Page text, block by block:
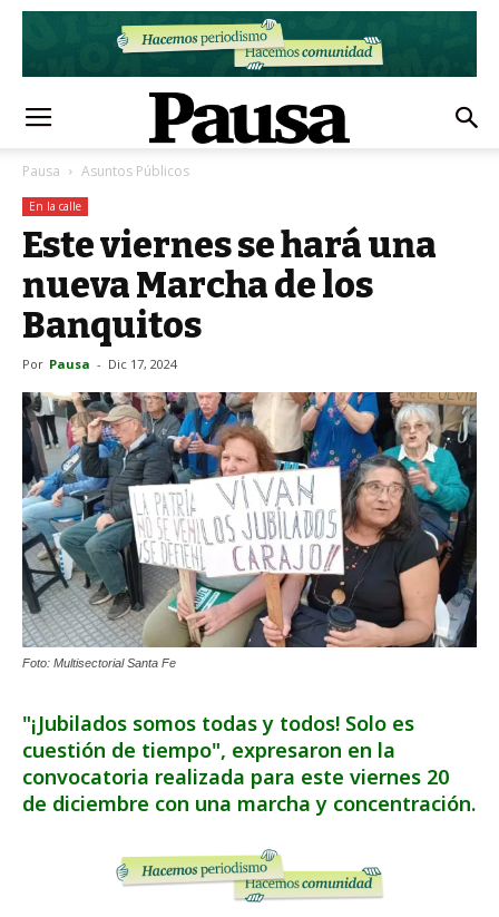
Pausa Asuntos Públicos
En la calle
Este viernes se hará una
nueva Marcha de los
Banquitos
Por Pausa - Dic 17, 2024
Foto: Multisectorial Santa Fe
"¡Jubilados somos todas y todos! Solo es
cuestión de tiempo", expresaron en la
convocatoria realizada para este viernes 20
de diciembre con una marcha y concentración.